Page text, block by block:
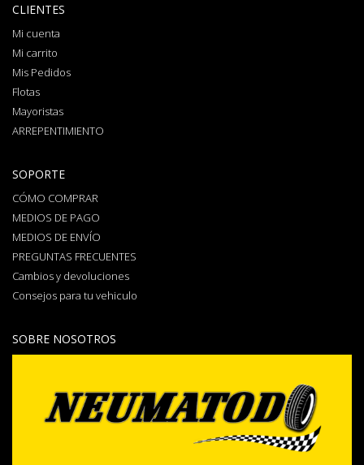
CLIENTES
Mi cuenta
Mi carrito
Mis Pedidos
Flotas
Mayoristas
ARREPENTIMIENTO
SOPORTE
CÓMO COMPRAR
MEDIOS DE PAGO
MEDIOS DE ENVÍO
PREGUNTAS FRECUENTES
Cambios y devoluciones
Consejos para tu vehiculo
SOBRE NOSOTROS